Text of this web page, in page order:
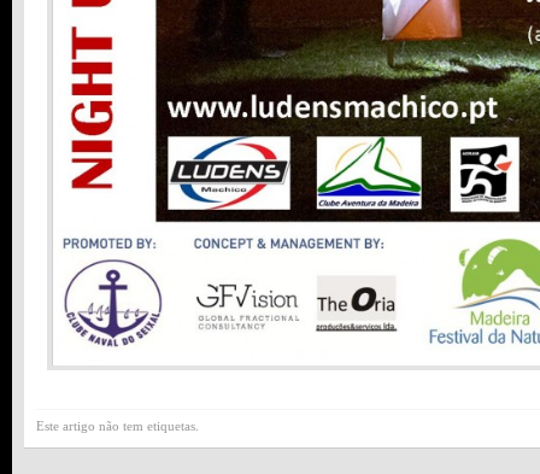
Este artigo não tem etiquetas.